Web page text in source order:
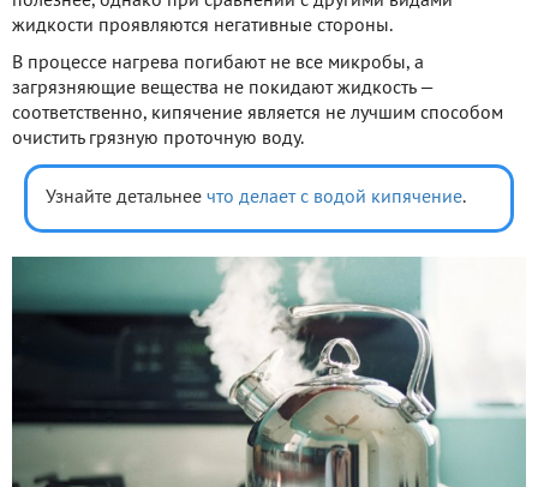
жидкости проявляются негативные стороны.
В процессе нагрева погибают не все микробы, а
загрязняющие вещества не покидают жидкость —
соответственно, кипячение является не лучшим способом
очистить грязную проточную воду.
Узнайте детальнее что делает с водой кипячение.